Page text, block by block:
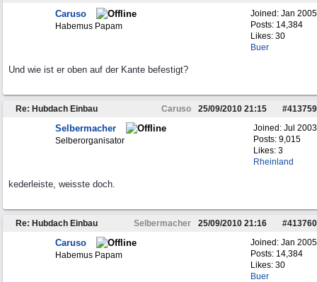
Joined: Jan 2005
Posts: 14,384
Likes: 30
Buer
Caruso
Habemus Papam
Und wie ist er oben auf der Kante befestigt?
Re: Hubdach Einbau Caruso #413759
25/09/2010 21:15
Joined: Jul 2003
Posts: 9,015
Likes: 3
Rheinland
Selbermacher
Selberorganisator
kederleiste, weisste doch.
Re: Hubdach Einbau Selbermacher #413760
25/09/2010 21:16
Joined: Jan 2005
Posts: 14,384
Likes: 30
Buer
Caruso
Habemus Papam